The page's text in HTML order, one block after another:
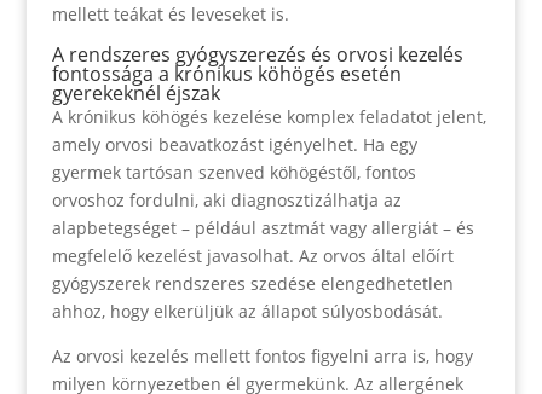
mellett teákat és leveseket is.
A rendszeres gyógyszerezés és orvosi kezelés
fontossága a krónikus köhögés esetén
gyerekeknél éjszak
A krónikus köhögés kezelése komplex feladatot jelent,
amely orvosi beavatkozást igényelhet. Ha egy
gyermek tartósan szenved köhögéstől, fontos
orvoshoz fordulni, aki diagnosztizálhatja az
alapbetegséget – például asztmát vagy allergiát – és
megfelelő kezelést javasolhat. Az orvos által előírt
gyógyszerek rendszeres szedése elengedhetetlen
ahhoz, hogy elkerüljük az állapot súlyosbodását.
Az orvosi kezelés mellett fontos figyelni arra is, hogy
milyen környezetben él gyermekünk. Az allergének